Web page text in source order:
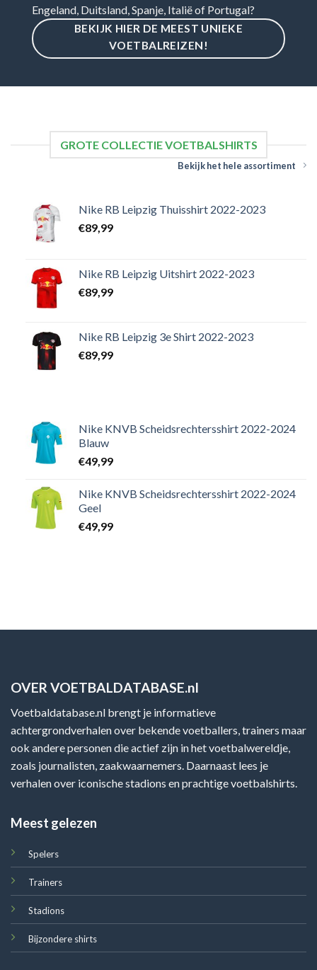
Engeland, Duitsland, Spanje, Italië of Portugal?
BEKIJK HIER DE MEEST UNIEKE
VOETBALREIZEN!
GROTE COLLECTIE VOETBALSHIRTS
Bekijk het hele assortiment
Nike RB Leipzig Thuisshirt 2022-2023
€89,99
Nike RB Leipzig Uitshirt 2022-2023
€89,99
Nike RB Leipzig 3e Shirt 2022-2023
€89,99
Nike KNVB Scheidsrechtersshirt 2022-2024
Blauw
€49,99
Nike KNVB Scheidsrechtersshirt 2022-2024
Geel
€49,99
OVER VOETBALDATABASE.nl
Voetbaldatabase.nl brengt je informatieve
achtergrondverhalen over bekende voetballers, trainers maar
ook andere personen die actief zijn in het voetbalwereldje,
zoals journalisten, zaakwaarnemers. Daarnaast lees je
verhalen over iconische stadions en prachtige voetbalshirts.
Meest gelezen
Spelers
Trainers
Stadions
Bijzondere shirts